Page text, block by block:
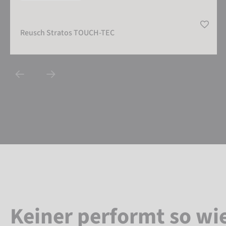
Reusch Stratos TOUCH-TEC
Keiner performt so